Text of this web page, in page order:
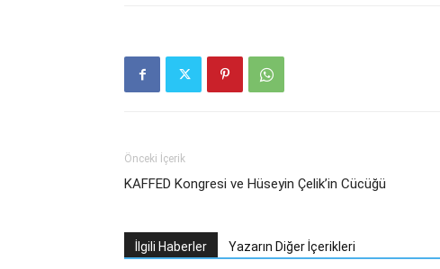
Önceki İçerik
KAFFED Kongresi ve Hüseyin Çelik’in Cücüğü
İlgili Haberler Yazarın Diğer İçerikleri